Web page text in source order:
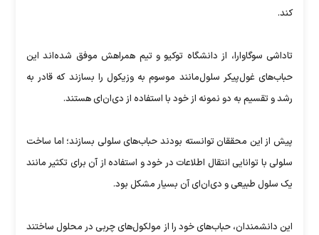
کند.
تاداشی سوگاوارا‌، از دانشگاه توکیو و تیم همراهش موفق شده‌اند این
حباب‌های غول‌پیکر سلول‌مانند موسوم به وزیکول را بسازند که قادر به
رشد و تقسیم به دو نمونه از خود با استفاده از دی‌ان‌ای هستند.
پیش از این محققان توانسته‌ بودند حباب‌های سلولی بسازند؛ اما ساخت
سلولی با توانایی انتقال اطلاعات در خود و استفاده از آن برای تکثیر مانند
یک سلول طبیعی و دی‌ان‌ای آن بسیار مشکل بود.
این دانشمندان، حباب‌های خود را از مولکول‌های چربی در محلول ساختند